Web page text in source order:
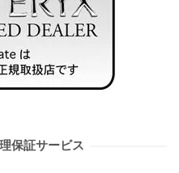
保証サービス